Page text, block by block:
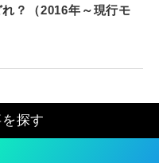
？（2016年～現行モ
探す